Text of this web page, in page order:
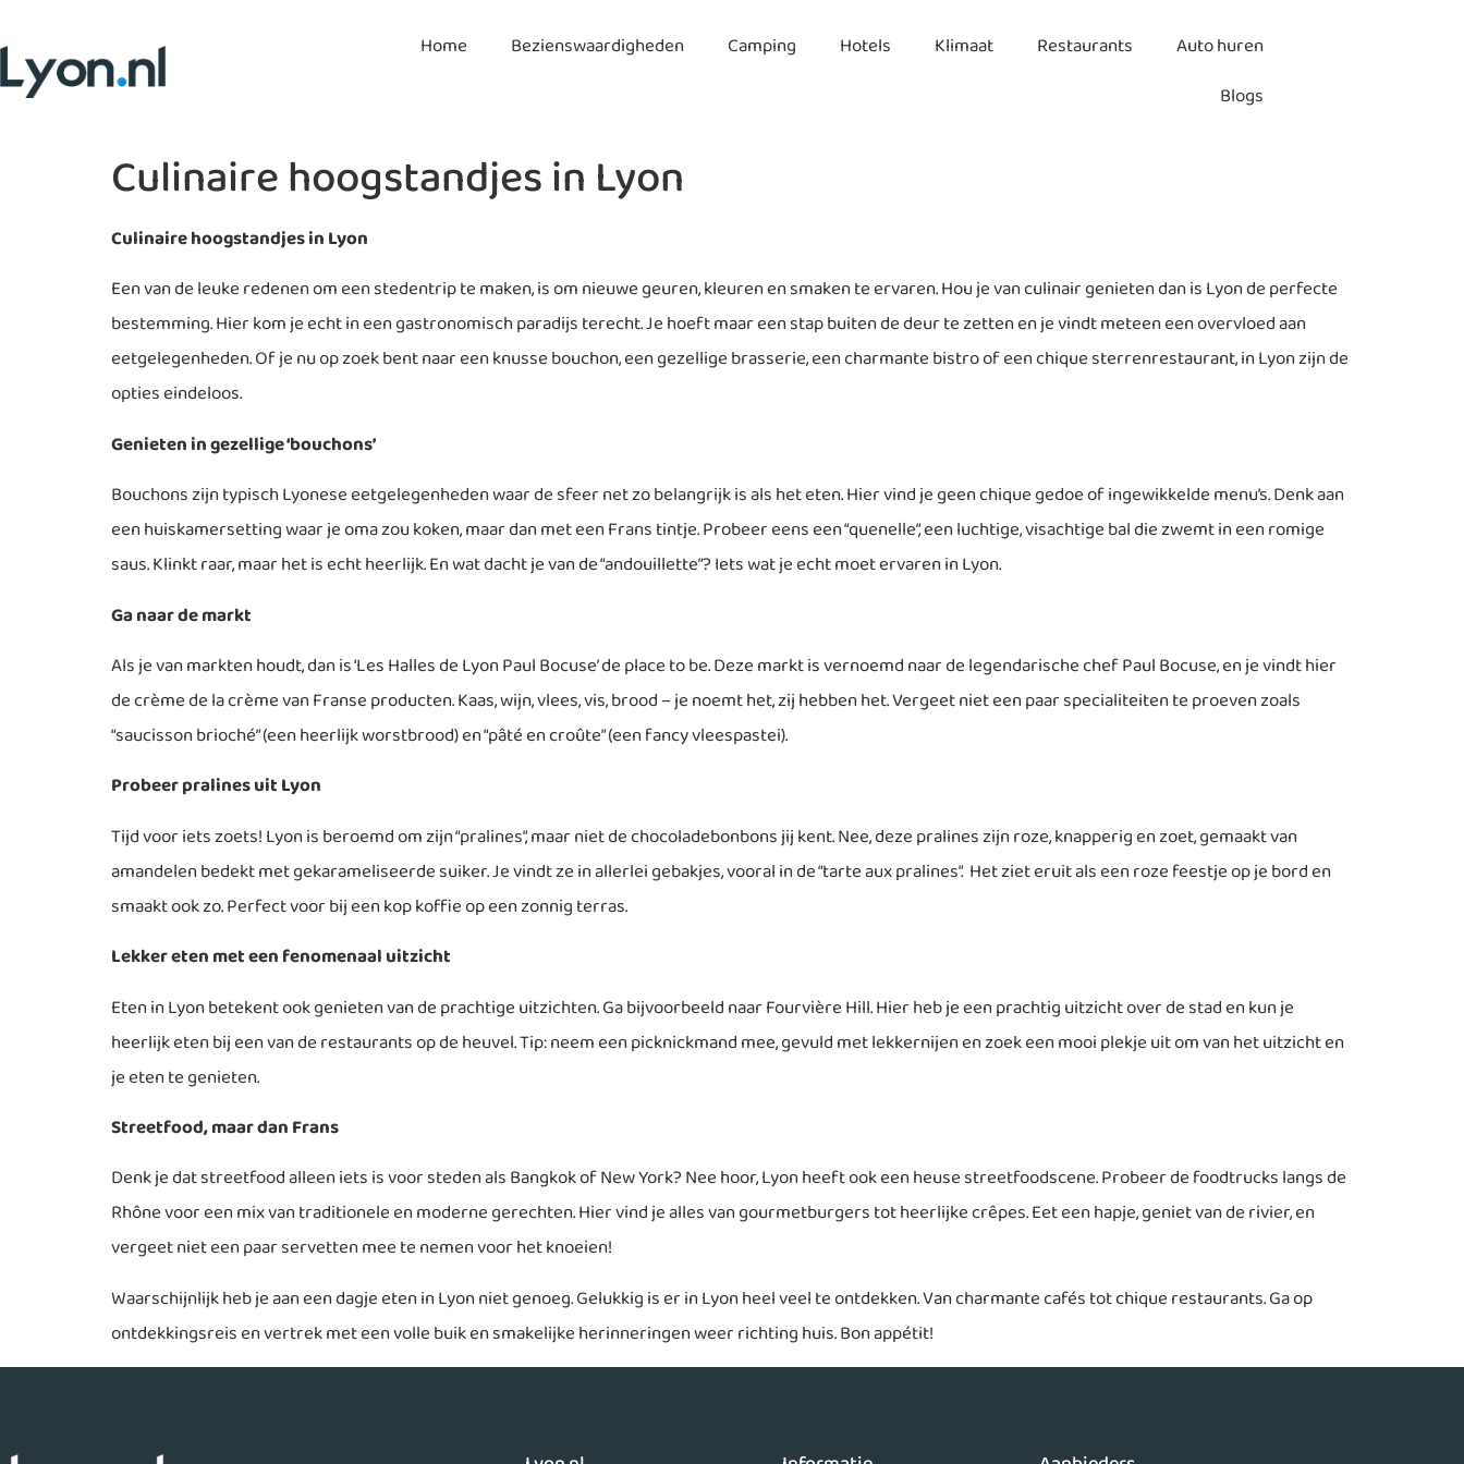
Home Bezienswaardigheden Camping Hotels Klimaat Restaurants
Auto huren
Blogs
Culinaire hoogstandjes in Lyon
Culinaire hoogstandjes in Lyon
Een van de leuke redenen om een stedentrip te maken, is om nieuwe geuren, kleuren en smaken te ervaren. Hou je van culinair genieten dan is Lyon de perfecte
bestemming. Hier kom je echt in een gastronomisch paradijs terecht. Je hoeft maar een stap buiten de deur te zetten en je vindt meteen een overvloed aan
eetgelegenheden. Of je nu op zoek bent naar een knusse bouchon, een gezellige brasserie, een charmante bistro of een chique sterrenrestaurant, in Lyon zijn de
opties eindeloos.
Genieten in gezellige ‘bouchons’
Bouchons zijn typisch Lyonese eetgelegenheden waar de sfeer net zo belangrijk is als het eten. Hier vind je geen chique gedoe of ingewikkelde menu’s. Denk aan
een huiskamersetting waar je oma zou koken, maar dan met een Frans tintje. Probeer eens een “quenelle”, een luchtige, visachtige bal die zwemt in een romige
saus. Klinkt raar, maar het is echt heerlijk. En wat dacht je van de “andouillette”? Iets wat je echt moet ervaren in Lyon.
Ga naar de markt
Als je van markten houdt, dan is ‘Les Halles de Lyon Paul Bocuse’ de place to be. Deze markt is vernoemd naar de legendarische chef Paul Bocuse, en je vindt hier
de crème de la crème van Franse producten. Kaas, wijn, vlees, vis, brood – je noemt het, zij hebben het. Vergeet niet een paar specialiteiten te proeven zoals
“saucisson brioché” (een heerlijk worstbrood) en “pâté en croûte” (een fancy vleespastei).
Probeer pralines uit Lyon
Tijd voor iets zoets! Lyon is beroemd om zijn “pralines”, maar niet de chocoladebonbons jij kent. Nee, deze pralines zijn roze, knapperig en zoet, gemaakt van
amandelen bedekt met gekarameliseerde suiker. Je vindt ze in allerlei gebakjes, vooral in de “tarte aux pralines”. Het ziet eruit als een roze feestje op je bord en
smaakt ook zo. Perfect voor bij een kop koffie op een zonnig terras.
Lekker eten met een fenomenaal uitzicht
Eten in Lyon betekent ook genieten van de prachtige uitzichten. Ga bijvoorbeeld naar Fourvière Hill. Hier heb je een prachtig uitzicht over de stad en kun je
heerlijk eten bij een van de restaurants op de heuvel. Tip: neem een picknickmand mee, gevuld met lekkernijen en zoek een mooi plekje uit om van het uitzicht en
je eten te genieten.
Streetfood, maar dan Frans
Denk je dat streetfood alleen iets is voor steden als Bangkok of New York? Nee hoor, Lyon heeft ook een heuse streetfoodscene. Probeer de foodtrucks langs de
Rhône voor een mix van traditionele en moderne gerechten. Hier vind je alles van gourmetburgers tot heerlijke crêpes. Eet een hapje, geniet van de rivier, en
vergeet niet een paar servetten mee te nemen voor het knoeien!
Waarschijnlijk heb je aan een dagje eten in Lyon niet genoeg. Gelukkig is er in Lyon heel veel te ontdekken. Van charmante cafés tot chique restaurants. Ga op
ontdekkingsreis en vertrek met een volle buik en smakelijke herinneringen weer richting huis. Bon appétit!